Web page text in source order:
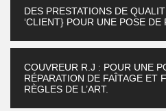
DES PRESTATIONS DE
‘CLIENT} POUR UNE POSE DE
COUVREUR R.J : POUR UNE
RÉPARATION DE FAÎTAGE ET
RÈGLES DE L’ART.